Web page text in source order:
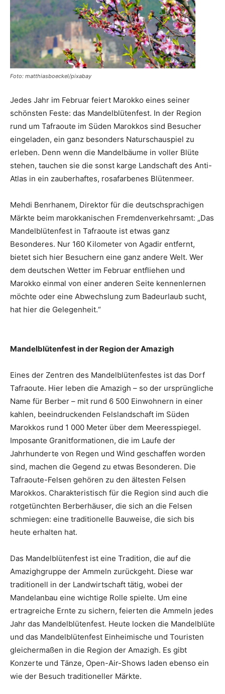
Reiseempfehlungen.
Foto: matthiasboeckel/pixabay
Jedes Jahr im Februar feiert Marokko eines seiner
schönsten Feste: das Mandelblütenfest. In der Region
rund um Tafraoute im Süden Marokkos sind Besucher
eingeladen, ein ganz besonders Naturschauspiel zu
erleben. Denn wenn die Mandelbäume in voller Blüte
stehen, tauchen sie die sonst karge Landschaft des Anti-
Atlas in ein zauberhaftes, rosafarbenes Blütenmeer.
Mehdi Benrhanem, Direktor für die deutschsprachigen
Märkte beim marokkanischen Fremdenverkehrsamt: „Das
Mandelblütenfest in Tafraoute ist etwas ganz
Besonderes. Nur 160 Kilometer von Agadir entfernt,
bietet sich hier Besuchern eine ganz andere Welt. Wer
dem deutschen Wetter im Februar entfliehen und
Marokko einmal von einer anderen Seite kennenlernen
möchte oder eine Abwechslung zum Badeurlaub sucht,
hat hier die Gelegenheit.“
Mandelblütenfest in der Region der Amazigh
Eines der Zentren des Mandelblütenfestes ist das Dorf
Tafraoute. Hier leben die Amazigh – so der ursprüngliche
Name für Berber – mit rund 6 500 Einwohnern in einer
kahlen, beeindruckenden Felslandschaft im Süden
Marokkos rund 1 000 Meter über dem Meeresspiegel.
Imposante Granitformationen, die im Laufe der
Jahrhunderte von Regen und Wind geschaffen worden
sind, machen die Gegend zu etwas Besonderen. Die
Tafraoute-Felsen gehören zu den ältesten Felsen
Marokkos. Charakteristisch für die Region sind auch die
rotgetünchten Berberhäuser, die sich an die Felsen
schmiegen: eine traditionelle Bauweise, die sich bis
heute erhalten hat.
Das Mandelblütenfest ist eine Tradition, die auf die
Amazighgruppe der Ammeln zurückgeht. Diese war
traditionell in der Landwirtschaft tätig, wobei der
Mandelanbau eine wichtige Rolle spielte. Um eine
ertragreiche Ernte zu sichern, feierten die Ammeln jedes
Jahr das Mandelblütenfest. Heute locken die Mandelblüte
und das Mandelblütenfest Einheimische und Touristen
gleichermaßen in die Region der Amazigh. Es gibt
Konzerte und Tänze, Open-Air-Shows laden ebenso ein
wie der Besuch traditioneller Märkte.